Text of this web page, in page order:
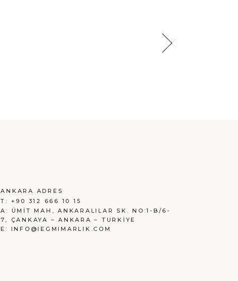
ANKARA ADRES
T: +90 312 666 10 15
A: ÜMİT MAH, ANKARALILAR SK. NO:1-B/6-
7, ÇANKAYA – ANKARA – TURKİYE
E: INFO@IEGMIMARLIK.COM